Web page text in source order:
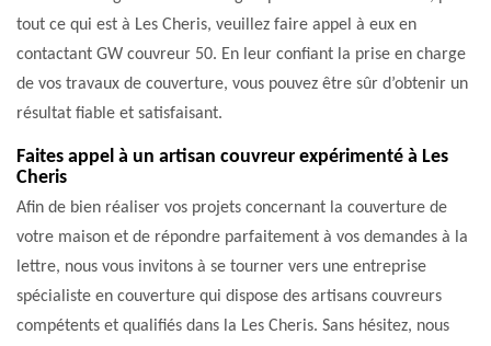
tout ce qui est à Les Cheris, veuillez faire appel à eux en
contactant GW couvreur 50. En leur confiant la prise en charge
de vos travaux de couverture, vous pouvez être sûr d’obtenir un
résultat fiable et satisfaisant.
Faites appel à un artisan couvreur expérimenté à Les
Cheris
Afin de bien réaliser vos projets concernant la couverture de
votre maison et de répondre parfaitement à vos demandes à la
lettre, nous vous invitons à se tourner vers une entreprise
spécialiste en couverture qui dispose des artisans couvreurs
compétents et qualifiés dans la Les Cheris. Sans hésitez, nous